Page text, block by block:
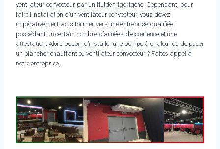
ventilateur convecteur par un fluide frigorigène. Cependant, pour
faire l’installation d’un ventilateur convecteur, vous devez
impérativement vous tourner vers une entreprise qualifiée
possédant un certain nombre d’années d’expérience et une
attestation. Alors besoin d’installer une pompe à chaleur ou de poser
un plancher chauffant ou ventilateur convecteur ? Faites appel à
notre entreprise.